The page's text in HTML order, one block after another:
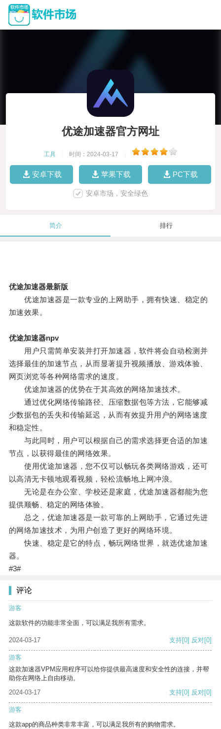
优途加速器官方网址
工具 时间：2024-03-17
安卓下载 苹果下载 PC下载
安卓市场，安全绿色
简介 排行
优途加速器最新版
优途加速器是一款专业的上网助手，拥有快速、稳定的
加速效果。
优途加速器npv
用户只需简单安装并打开加速器，软件将会自动检测并
选择最佳的加速节点，从而显著提升视频播放、游戏体验、
网页浏览等各种网络需求的速度。
优途加速器的优势在于其高效的网络加速技术。
通过优化网络传输路径、压缩数据包等方法，它能够减
少数据包的丢失和传输延迟，从而有效提升用户的网络速度
和稳定性。
与此同时，用户可以根据自己的需求选择更合适的加速
节点，以获得最佳的网络效果。
使用优途加速器，您不仅可以畅玩各类网络游戏，还可
以高清无卡顿地观看视频，轻松流畅地上网冲浪。
无论是在办公室、学校还是家庭，优途加速器都能为您
提供顺畅、稳定的网络体验。
总之，优途加速器是一款可靠的上网助手，它通过先进
的网络加速技术，为用户创造了更好的网络环境。
快速、稳定是它的特点，畅玩网络世界，就选优途加速
器。
#3#
评论
游客
这款软件的功能非常全面，可以满足我所有需求。
2024-03-17 支持[0] 反对[0]
游客
这款加速器VPM应用程序可以给你提供最高速度和安全性的连接，并帮
助你在网络上自由移动。
2024-03-17
支持[0] 反对[0]
游客
这款app的商品种类非常丰富，可以满足我所有的购物需求。